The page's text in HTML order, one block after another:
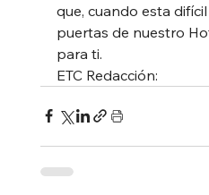
que, cuando esta
puertas de nuestro
para ti.
ETC Redacción: